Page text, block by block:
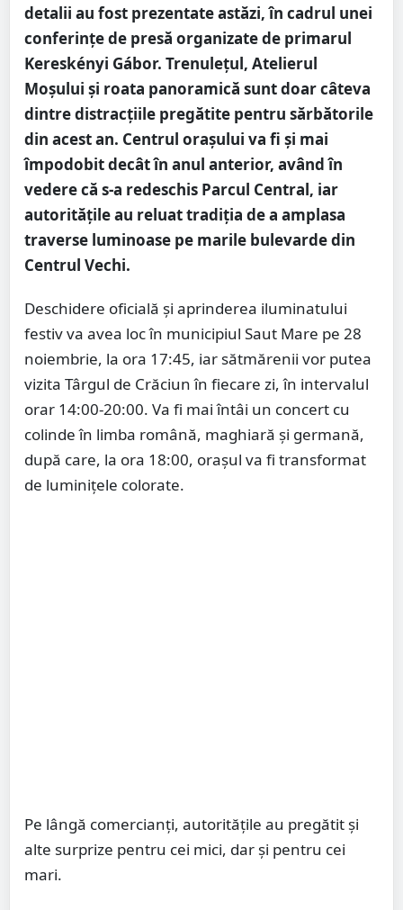
detalii au fost prezentate astăzi, în cadrul unei
conferințe de presă organizate de primarul
Kereskényi Gábor. Trenulețul, Atelierul
Moșului și roata panoramică sunt doar câteva
dintre distracțiile pregătite pentru sărbătorile
din acest an. Centrul orașului va fi și mai
împodobit decât în anul anterior, având în
vedere că s-a redeschis Parcul Central, iar
autoritățile au reluat tradiția de a amplasa
traverse luminoase pe marile bulevarde din
Centrul Vechi.
Deschidere oficială și aprinderea iluminatului
festiv va avea loc în municipiul Saut Mare pe 28
noiembrie, la ora 17:45, iar sătmărenii vor putea
vizita Târgul de Crăciun în fiecare zi, în intervalul
orar 14:00-20:00. Va fi mai întâi un concert cu
colinde în limba română, maghiară și germană,
după care, la ora 18:00, orașul va fi transformat
de luminițele colorate.
Pe lângă comercianți, autoritățile au pregătit și
alte surprize pentru cei mici, dar și pentru cei
mari.